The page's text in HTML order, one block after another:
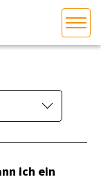
ich ein